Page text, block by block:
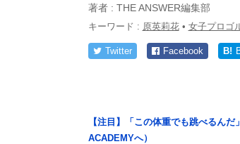
著者 : THE ANSWER編集部
キーワード : 原英莉花• 女子プロゴ
Twitter Facebook B!
【注目】「この体重でも跳べるん
ACADEMYへ）